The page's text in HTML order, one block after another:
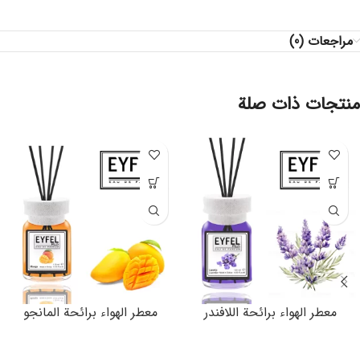
مراجعات (0)
منتجات ذات صلة
معطر الهواء برائحة اللافندر معطر الهواء برائحة المانجو